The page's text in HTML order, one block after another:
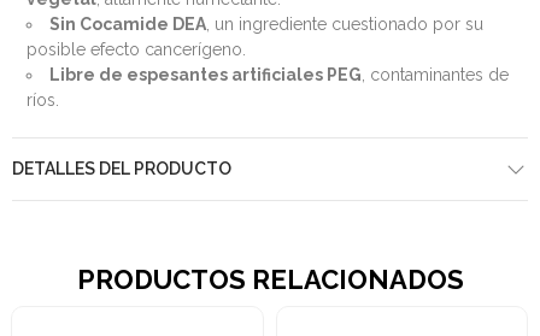
Sin Cocamide DEA , un ingrediente cuestionado por su
posible efecto cancerígeno.
Libre de espesantes artificiales PEG , contaminantes de
ríos.
DETALLES DEL PRODUCTO
PRODUCTOS RELACIONADOS